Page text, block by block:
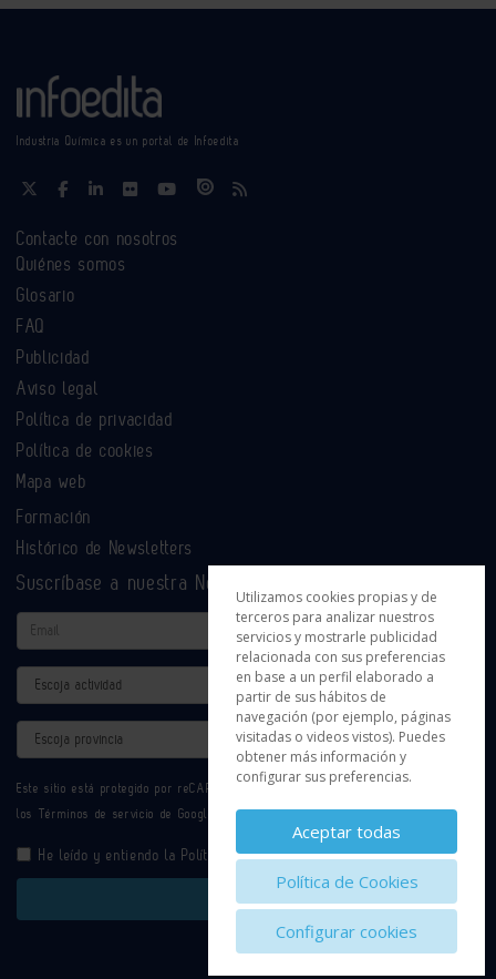
Industria Química es un portal de Infoedita
Contacte con nosotros
Quiénes somos
Glosario
FAQ
Publicidad
Aviso legal
Política de privacidad
Política de cookies
Mapa web
Formación
Histórico de Newsletters
Suscríbase a nuestra Newsletter
Email
Actividad
Provincia
Este sitio está protegido por reCAPTCHA y se aplican la
los Términos de servicio de Google.
He leído y entiendo la Política de Privacidad
Enviar
Utilizamos cookies propias y de
terceros para analizar nuestros
servicios y mostrarle publicidad
relacionada con sus preferencias
en base a un perfil elaborado a
partir de sus hábitos de
navegación (por ejemplo, páginas
visitadas o videos vistos). Puedes
obtener más información y
configurar sus preferencias.
Aceptar todas
Política de Cookies
Configurar cookies